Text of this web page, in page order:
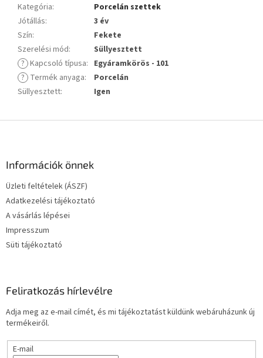
Kategória:
Porcelán szettek
Jótállás:
3 év
Szín:
Fekete
Szerelési mód:
Süllyesztett
? Kapcsoló típusa: Egyáramkörös - 101
? Termék anyaga:
Porcelán
Süllyesztett: Igen
Információk önnek
Üzleti feltételek (ÁSZF)
Adatkezelési tájékoztató
A vásárlás lépései
Impresszum
Süti tájékoztató
Feliratkozás hírlevélre
Adja meg az e-mail címét, és mi tájékoztatást küldünk webáruházunk új
termékeiről.
E-mail